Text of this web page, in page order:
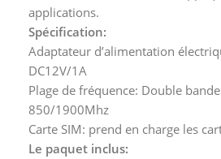
applications.
Spécification:
Adaptateur d’alimentation
DC12V/1A
Plage de fréquence: Double
850/1900Mhz
Carte SIM: prend en charge les
Le paquet inclus: